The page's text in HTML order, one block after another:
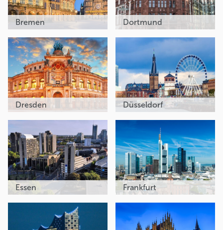
Bremen Dortmund
Dresden Düsseldorf
Essen Frankfurt